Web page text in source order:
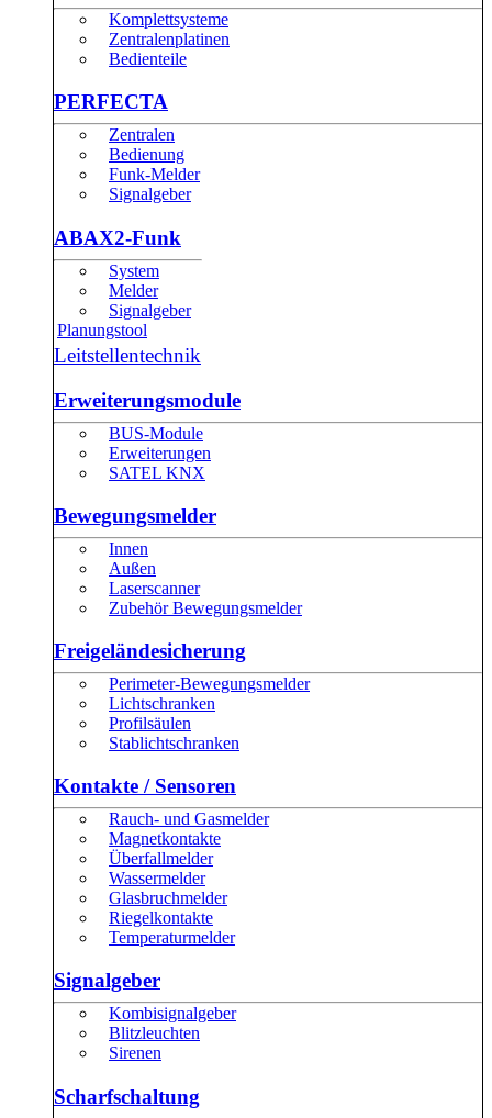
Komplettsysteme
Zentralenplatinen
Bedienteile
PERFECTA
Zentralen
Bedienung
Funk-Melder
Signalgeber
ABAX2-Funk
System
Melder
Signalgeber
Planungstool
Leitstellentechnik
Erweiterungsmodule
BUS-Module
Erweiterungen
SATEL KNX
Bewegungsmelder
Innen
Außen
Laserscanner
Zubehör Bewegungsmelder
Freigeländesicherung
Perimeter-Bewegungsmelder
Lichtschranken
Profilsäulen
Stablichtschranken
Kontakte / Sensoren
Rauch- und Gasmelder
Magnetkontakte
Überfallmelder
Wassermelder
Glasbruchmelder
Riegelkontakte
Temperaturmelder
Signalgeber
Kombisignalgeber
Blitzleuchten
Sirenen
Scharfschaltung